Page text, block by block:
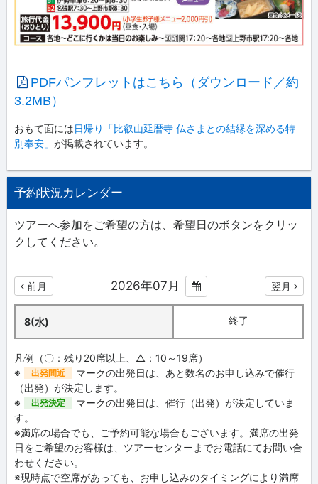
PDFパンフレットはこちら（ダウンロード／約
3.2MB）
おもて面には日帰り「比叡山延暦寺 仏さまとの結縁を深める特
別奉安」 が掲載されています。
予約状況カレンダー
ツアーへ参加をご希望の方は、希望日のボタンをクリッ
クしてください。
前月 2026年07月 翌月
8(水) 終了
凡例（〇：残り20席以上、△：10～19席）
※
出発間近
マークの出発日は、あと数名のお申し込みで催行
（出発）が決定します。
※
出発決定
マークの出発日は、催行（出発）が決定していま
す。
※満席の場合でも、ご予約可能な場合もございます。満席の出発
日をご希望のお客様は、ツアーセンターまでお電話にてお問い合
わせください。
※現時点で空席があっても、お申し込みのタイミングにより満席